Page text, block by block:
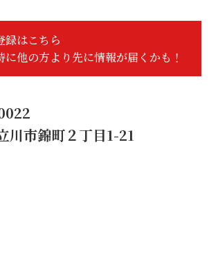
録はこちら
に他の方より先に情報が届くかも！
川市錦町２丁目1-21